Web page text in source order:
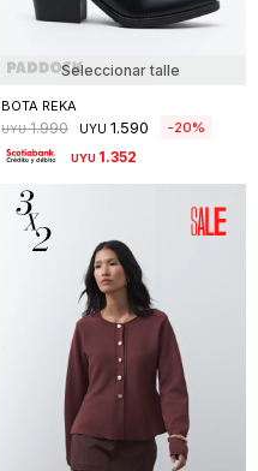
Seleccionar talle
BOTA REKA
UYU 1.990 UYU 1.590 20
UYU 1.352